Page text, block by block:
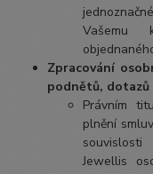
Vašemu
Zpracování
podnětů, dotazů
Právním
plnění
Jewellis